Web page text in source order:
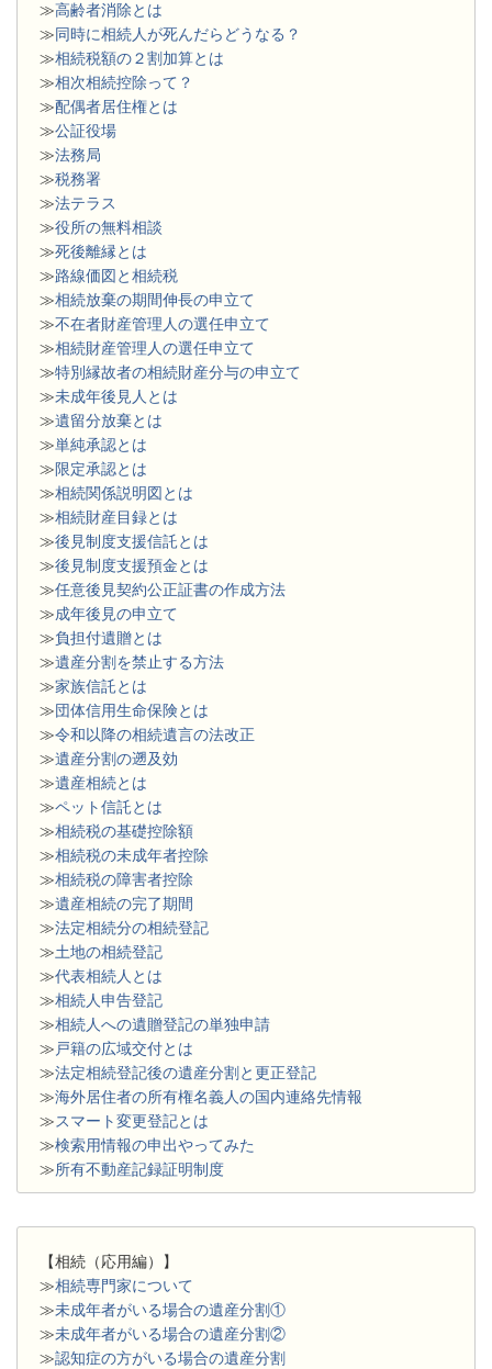
≫高齢者消除とは
≫同時に相続人が死んだらどうなる？
≫相続税額の２割加算とは
≫相次相続控除って？
≫配偶者居住権とは
≫公証役場
≫法務局
≫税務署
≫法テラス
≫役所の無料相談
≫死後離縁とは
≫路線価図と相続税
≫相続放棄の期間伸長の申立て
≫不在者財産管理人の選任申立て
≫相続財産管理人の選任申立て
≫特別縁故者の相続財産分与の申立て
≫未成年後見人とは
≫遺留分放棄とは
≫単純承認とは
≫限定承認とは
≫相続関係説明図とは
≫相続財産目録とは
≫後見制度支援信託とは
≫後見制度支援預金とは
≫任意後見契約公正証書の作成方法
≫成年後見の申立て
≫負担付遺贈とは
≫遺産分割を禁止する方法
≫家族信託とは
≫団体信用生命保険とは
≫令和以降の相続遺言の法改正
≫遺産分割の遡及効
≫遺産相続とは
≫ペット信託とは
≫相続税の基礎控除額
≫相続税の未成年者控除
≫相続税の障害者控除
≫遺産相続の完了期間
≫法定相続分の相続登記
≫土地の相続登記
≫代表相続人とは
≫相続人申告登記
≫相続人への遺贈登記の単独申請
≫戸籍の広域交付とは
≫法定相続登記後の遺産分割と更正登記
≫海外居住者の所有権名義人の国内連絡先情報
≫スマート変更登記とは
≫検索用情報の申出やってみた
≫所有不動産記録証明制度
【相続（応用編）】
≫相続専門家について
≫未成年者がいる場合の遺産分割①
≫未成年者がいる場合の遺産分割②
≫認知症の方がいる場合の遺産分割